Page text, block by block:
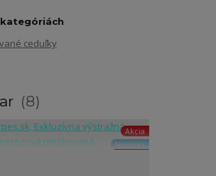
ceduľky
8
Akcia
Novinka